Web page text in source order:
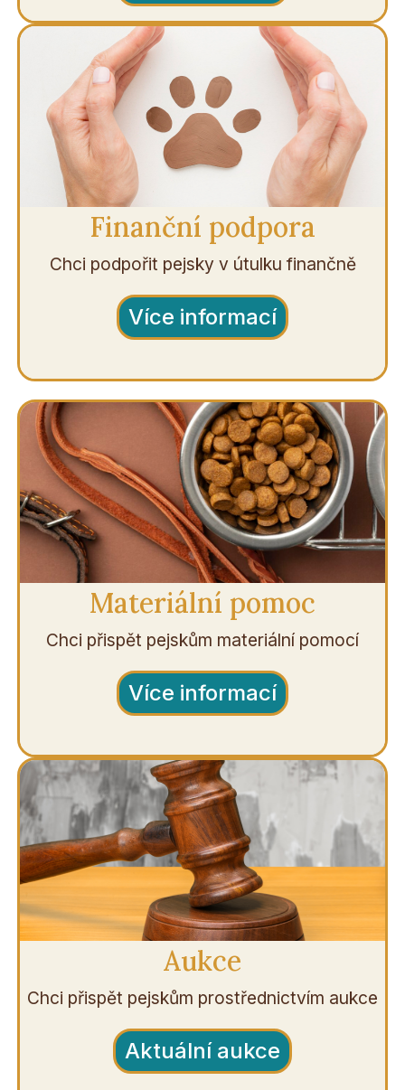
Finanční podpora
Chci podpořit pejsky v útulku finančně
Více informací
Materiální pomoc
Chci přispět pejskům materiální pomocí
Více informací
Aukce
Chci přispět pejskům prostřednictvím aukce
Aktuální aukce